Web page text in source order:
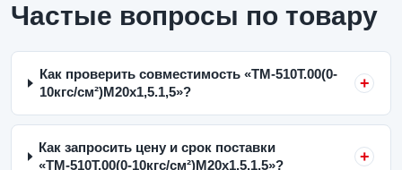
Частые вопросы по товару
Как проверить совместимость «ТМ-510Т.00(0-
10кгс/см²)M20x1,5.1,5»?
Как запросить цену и срок поставки
«ТМ-510Т.00(0-10кгс/см²)M20x1,5.1,5»?